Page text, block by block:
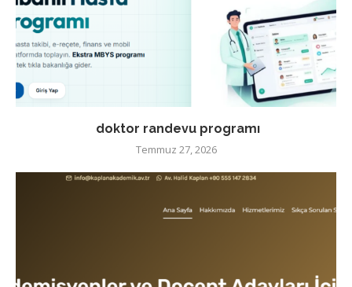
doktor randevu programı
Temmuz 27, 2026